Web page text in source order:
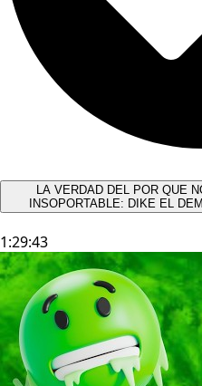
LA VERDAD DEL POR QUE
INSOPORTABLE: DIKE EL
1:29:43